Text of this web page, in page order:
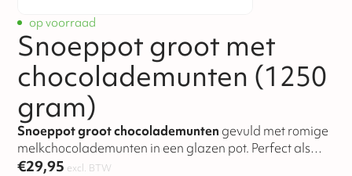
op voorraad
Snoeppot groot met
chocolademunten (1250
gram)
Snoeppot groot chocolademunten gevuld met romige
melkchocolademunten in een glazen pot. Perfect als
blikvanger en om uit te delen.
€29,95 excl. BTW